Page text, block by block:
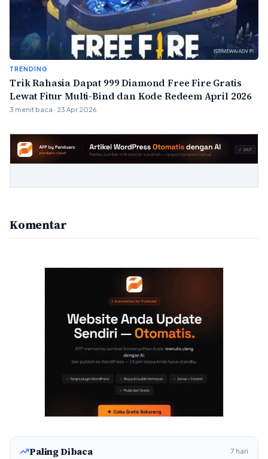
TRENDING
Trik Rahasia Dapat 999 Diamond Free Fire Gratis
Lewat Fitur Multi-Bind dan Kode Redeem April 2026
3 menit baca · 23 Apr 2026
Komentar
Paling Dibaca 7 hari